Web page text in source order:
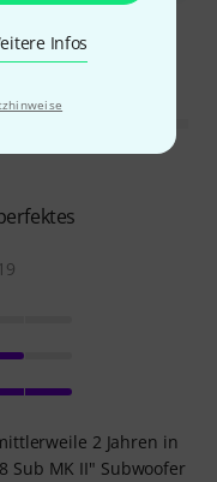
Infos
hilfreich?
dieseSie diese
2 Jahren in
Sub MK II" Subwoofer